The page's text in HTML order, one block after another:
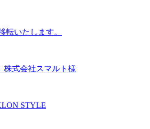
転いたします。
株式会社スマルト様
STYLE